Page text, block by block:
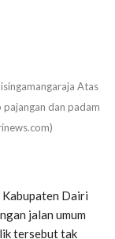
Atas
dan padam
Kabupaten Dairi
jalan umum
tersebut tak